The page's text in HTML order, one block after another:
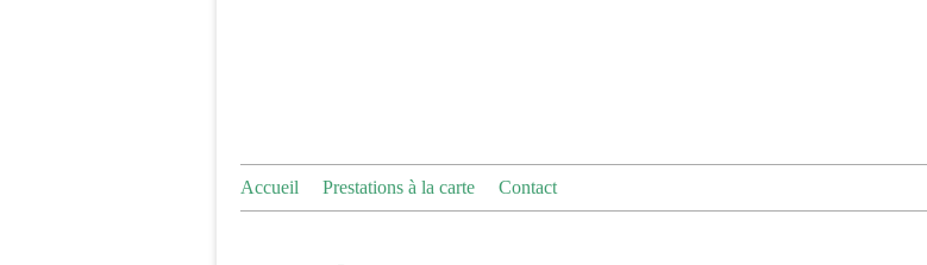
Accueil Prestations à la carte Contact